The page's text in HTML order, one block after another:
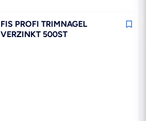
FIS PROFI TRIMNAGEL
VERZINKT 500ST